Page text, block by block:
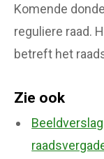
Komende
reguliere raad.
betreft het
Zie ook